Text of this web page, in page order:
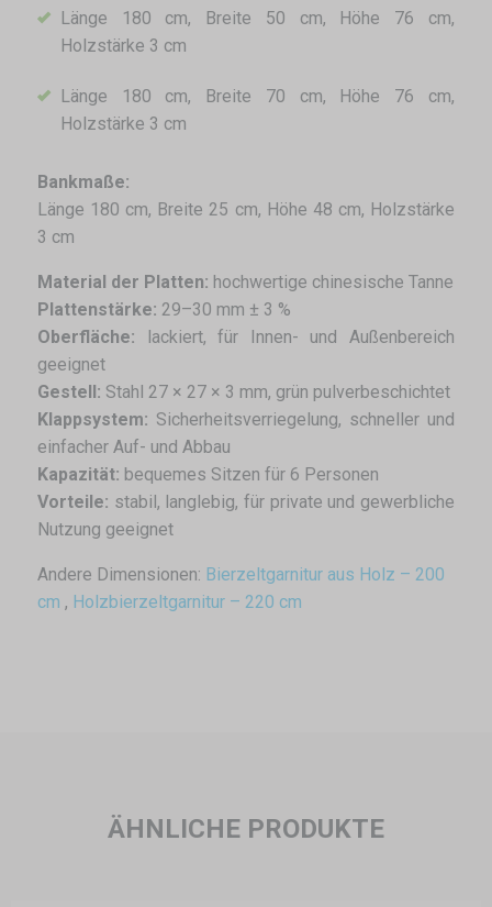
Länge 180 cm, Breite 50 cm, Höhe 76 cm,
Holzstärke 3 cm
Länge 180 cm, Breite 70 cm, Höhe 76 cm,
Holzstärke 3 cm
Bankmaße:
Länge 180 cm, Breite 25 cm, Höhe 48 cm, Holzstärke
3 cm
Material der Platten: hochwertige chinesische Tanne
Plattenstärke: 29–30 mm ± 3 %
Oberfläche: lackiert, für Innen- und Außenbereich
geeignet
Gestell: Stahl 27 × 27 × 3 mm, grün pulverbeschichtet
Klappsystem: Sicherheitsverriegelung, schneller und
einfacher Auf- und Abbau
Kapazität: bequemes Sitzen für 6 Personen
Vorteile: stabil, langlebig, für private und gewerbliche
Nutzung geeignet
Andere Dimensionen: Bierzeltgarnitur aus Holz – 200
cm , Holzbierzeltgarnitur – 220 cm
ÄHNLICHE PRODUKTE